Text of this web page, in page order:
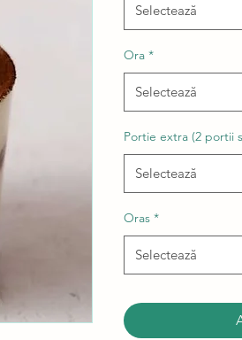
Selectează
Ora *
Selectează
Portie extra (2 portii
Selectează
Oras *
Selectează